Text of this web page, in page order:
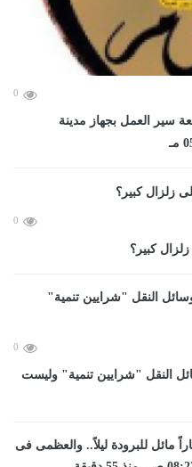
0
سير العمل بجهاز مدينة
0
كبير؟
0
النقل "شرايين تنمية" وليست